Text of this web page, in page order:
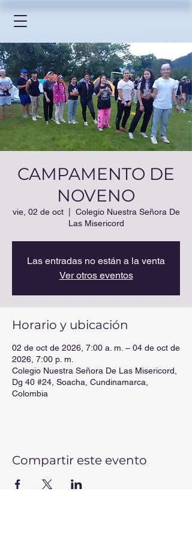
CAMPAMENTO DE
NOVENO
vie, 02 de oct
  |
Colegio Nuestra Señora De
Las Misericord
Las entradas no están a la venta
Ver otros eventos
Horario y ubicación
02 de oct de 2026, 7:00 a. m. – 04 de oct de
2026, 7:00 p. m.
Colegio Nuestra Señora De Las Misericord,
Dg 40 #24, Soacha, Cundinamarca,
Colombia
Compartir este evento